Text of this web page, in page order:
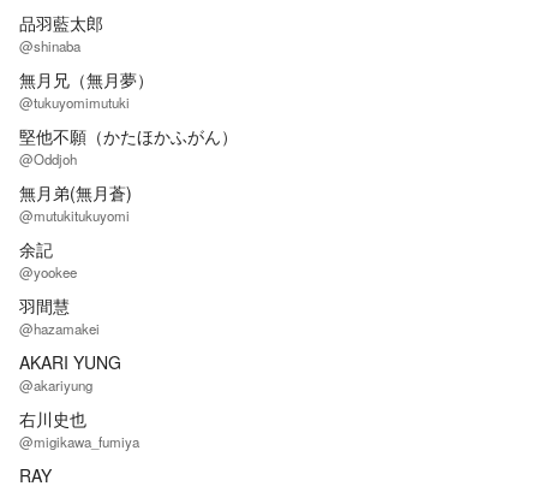
品羽藍太郎
@shinaba
無月兄（無月夢）
@tukuyomimutuki
堅他不願（かたほかふがん）
@Oddjoh
無月弟(無月蒼)
@mutukitukuyomi
余記
@yookee
羽間慧
@hazamakei
AKARI YUNG
@akariyung
右川史也
@migikawa_fumiya
RAY